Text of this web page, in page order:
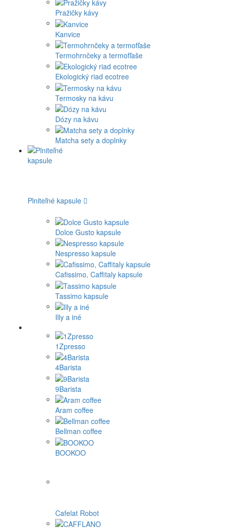
Pražičky kávy
Kanvice
Termohrnčeky a termofľaše
Ekologický riad ecotree
Termosky na kávu
Dózy na kávu
Matcha sety a doplnky
Plniteľné kapsule
Dolce Gusto kapsule
Nespresso kapsule
Cafissimo, Caffitaly kapsule
Tassimo kapsule
Illy a iné
1Zpresso
4Barista
9Barista
Aram coffee
Bellman coffee
BOOKOO
Cafelat Robot